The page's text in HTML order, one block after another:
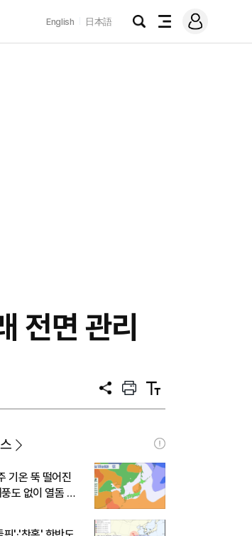
English 日本語
검
전
메
그
전면 관리
공
프
트
텍
트
기온 뚝 떨어진
도 없이 열돔 박